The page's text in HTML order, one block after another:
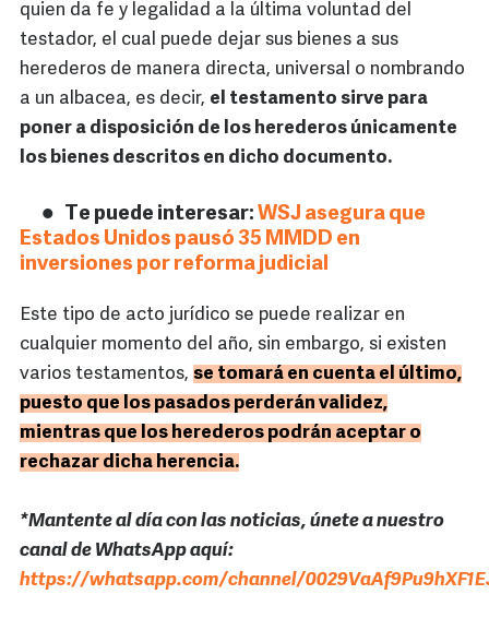
quien da fe y legalidad a la última voluntad del
testador, el cual puede dejar sus bienes a sus
herederos de manera directa, universal o nombrando
a un albacea, es decir, el testamento sirve para
poner a disposición de los herederos únicamente
los bienes descritos en dicho documento.
Te puede interesar: WSJ asegura que
Estados Unidos pausó 35 MMDD en
inversiones por reforma judicial
Este tipo de acto jurídico se puede realizar en
cualquier momento del año, sin embargo, si existen
varios testamentos, se tomará en cuenta el último,
puesto que los pasados perderán validez,
mientras que los herederos podrán aceptar o
rechazar dicha herencia.
*Mantente al día con las noticias, únete a nuestro
canal de WhatsApp aquí:
https://whatsapp.com/channel/